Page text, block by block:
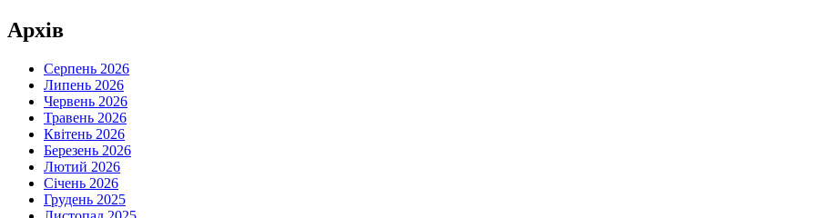
Архів
Серпень 2026
Липень 2026
Червень 2026
Травень 2026
Квітень 2026
Березень 2026
Лютий 2026
Січень 2026
Грудень 2025